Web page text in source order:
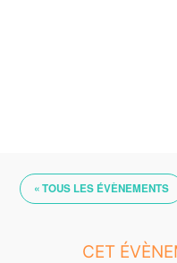
« TOUS LES ÉVÈNEMENTS
CET